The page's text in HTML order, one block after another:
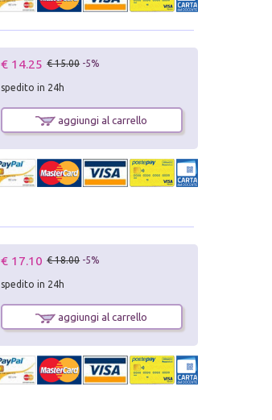
€ 14.25 € 15.00 -5%
spedito in 24h
aggiungi al carrello
€ 17.10 € 18.00 -5%
spedito in 24h
aggiungi al carrello